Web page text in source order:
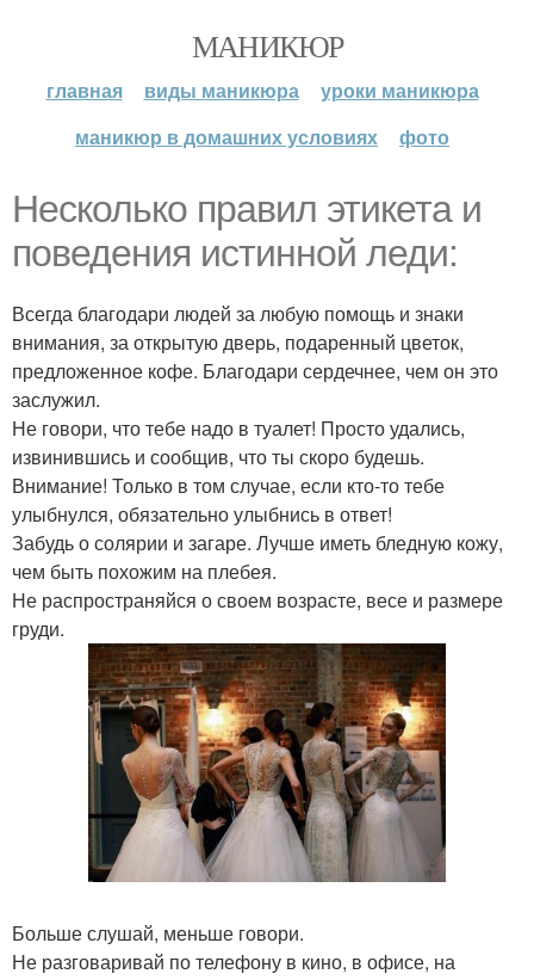
МАНИКЮР
главная виды маникюра
уроки маникюра
маникюр в домашних условиях
фото
Несколько правил этикета и
поведения истинной леди:
Всегда благодари людей за любую помощь и знаки
внимания, за открытую дверь, подаренный цветок,
предложенное кофе. Благодари сердечнее, чем он это
заслужил.
Не говори, что тебе надо в туалет! Просто удались,
извинившись и сообщив, что ты скоро будешь.
Внимание! Только в том случае, если кто-то тебе
улыбнулся, обязательно улыбнись в ответ!
Забудь о солярии и загаре. Лучше иметь бледную кожу,
чем быть похожим на плебея.
Не распространяйся о своем возрасте, весе и размере
груди.
Больше слушай, меньше говори.
Не разговаривай по телефону в кино, в офисе, на